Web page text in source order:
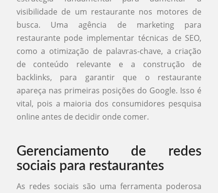
visibilidade de um restaurante nos motores de
busca. Uma agência de marketing para
restaurante pode implementar técnicas de SEO,
como a otimização de palavras-chave, a criação
de conteúdo relevante e a construção de
backlinks, para garantir que o restaurante
apareça nas primeiras posições do Google. Isso é
vital, pois a maioria dos consumidores pesquisa
online antes de decidir onde comer.
Gerenciamento de redes
sociais para restaurantes
As redes sociais são uma ferramenta poderosa